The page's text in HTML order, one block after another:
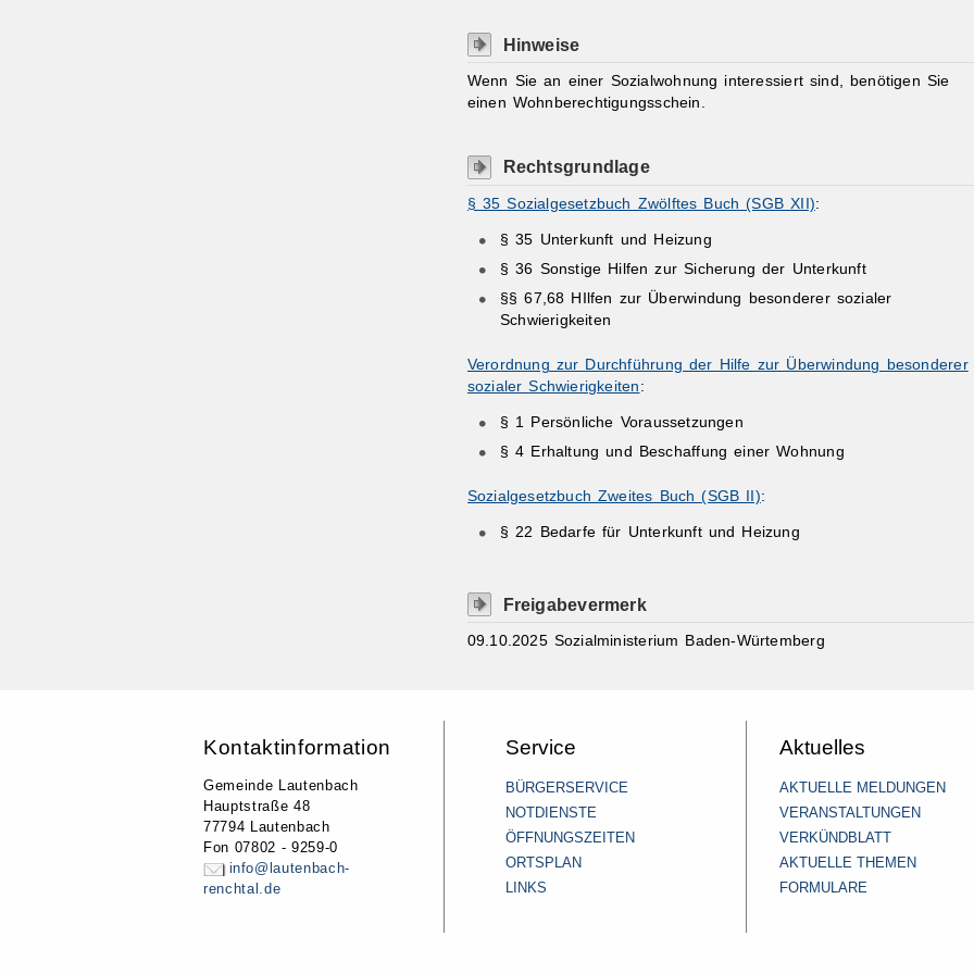
Hinweise
Wenn Sie an einer Sozialwohnung interessiert sind, benötigen Sie
einen Wohnberechtigungsschein.
Rechtsgrundlage
§ 35 Sozialgesetzbuch Zwölftes Buch (SGB XII):
§ 35 Unterkunft und Heizung
§ 36 Sonstige Hilfen zur Sicherung der Unterkunft
§§ 67,68 HIlfen zur Überwindung besonderer sozialer
Schwierigkeiten
Verordnung zur Durchführung der Hilfe zur Überwindung besonderer
sozialer Schwierigkeiten :
§ 1 Persönliche Voraussetzungen
§ 4 Erhaltung und Beschaffung einer Wohnung
Sozialgesetzbuch Zweites Buch (SGB II):
§ 22 Bedarfe für Unterkunft und Heizung
Freigabevermerk
09.10.2025 Sozialministerium Baden-Würtemberg
Kontaktinformation
Gemeinde Lautenbach
Hauptstraße 48
77794 Lautenbach
Fon 07802 - 9259-0
info@lautenbach-
renchtal.de
Service
BÜRGERSERVICE
NOTDIENSTE
ÖFFNUNGSZEITEN
ORTSPLAN
LINKS
Aktuelles
AKTUELLE MELDUNGEN
VERANSTALTUNGEN
VERKÜNDBLATT
AKTUELLE THEMEN
FORMULARE